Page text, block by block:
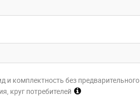
и комплектность без предварительного
круг потребителей